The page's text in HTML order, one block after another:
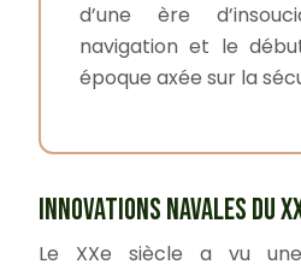
d’une ère
navigation et le
époque axée sur la
INNOVATIONS NAVALES DU
Le XXe siècle a vu